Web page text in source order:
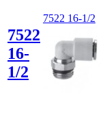
7522
16-
1/2
7522 16-1/2